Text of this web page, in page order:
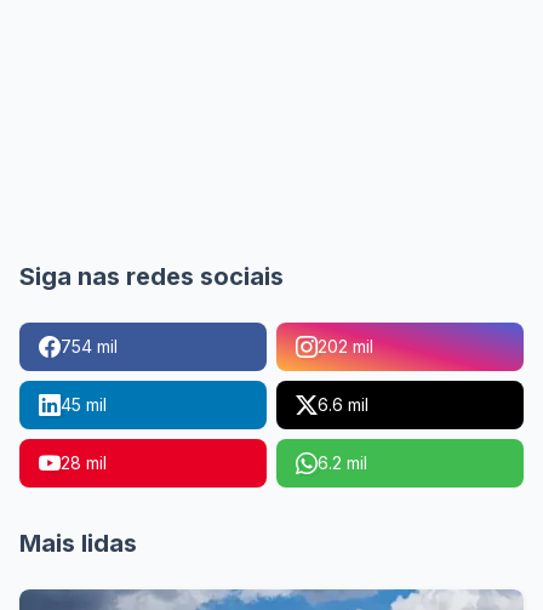
Siga nas redes sociais
754 mil 202 mil
45 mil 6.6 mil
28 mil 6.2 mil
Mais lidas